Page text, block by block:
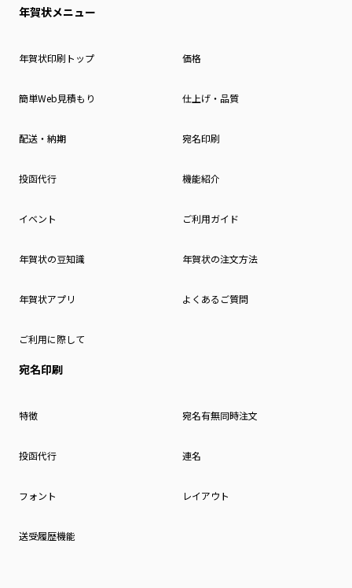
年賀状メニュー
年賀状印刷トップ 価格
簡単Web見積もり 仕上げ・品質
配送・納期 宛名印刷
投函代行 機能紹介
イベント ご利用ガイド
年賀状の豆知識 年賀状の注文方法
年賀状アプリ よくあるご質問
ご利用に際して
宛名印刷
特徴 宛名有無同時注文
投函代行 連名
フォント レイアウト
送受履歴機能